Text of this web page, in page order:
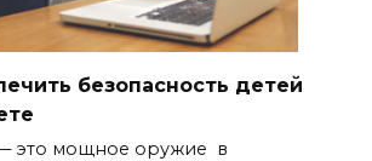
безопасность детей
это мощное оружие в